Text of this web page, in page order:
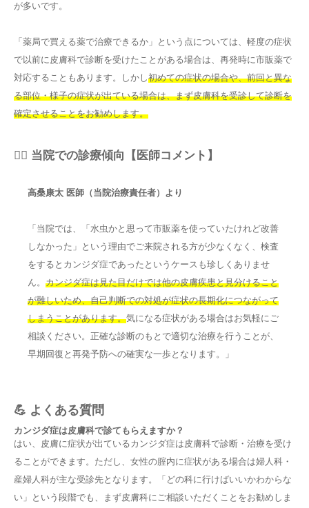
が多いです。
「薬局で買える薬で治療できるか」という点については、軽度の症状
で以前に皮膚科で診断を受けたことがある場合は、再発時に市販薬で
対応することもあります。しかし初めての症状の場合や、前回と異な
る部位・様子の症状が出ている場合は、まず皮膚科を受診して診断を
確定させることをお勧めします。
👨‍⚕️ 当院での診療傾向【医師コメント】
高桑康太 医師（当院治療責任者）より
「当院では、「水虫かと思って市販薬を使っていたけれど改善
しなかった」という理由でご来院される方が少なくなく、検査
をするとカンジダ症であったというケースも珍しくありませ
ん。 カンジダ症は見た目だけでは他の皮膚疾患と見分けること
が難しいため、自己判断での対処が症状の長期化につながって
しまうことがあります。気になる症状がある場合はお気軽にご
相談ください。正確な診断のもとで適切な治療を行うことが、
早期回復と再発予防への確実な一歩となります。」
💪 よくある質問
カンジダ症は皮膚科で診てもらえますか？
はい、皮膚に症状が出ているカンジダ症は皮膚科で診断・治療を受け
ることができます。ただし、女性の腟内に症状がある場合は婦人科・
産婦人科が主な受診先となります。「どの科に行けばいいかわからな
い」という段階でも、まず皮膚科にご相談いただくことをお勧めしま